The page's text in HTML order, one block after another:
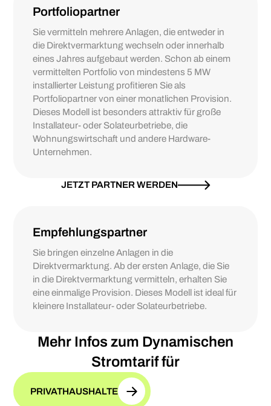
Portfoliopartner
Sie vermitteln mehrere Anlagen, die entweder in
die Direktvermarktung wechseln oder innerhalb
eines Jahres aufgebaut werden. Schon ab einem
vermittelten Portfolio von mindestens 5 MW
installierter Leistung profitieren Sie als
Portfoliopartner von einer monatlichen Provision.
Dieses Modell ist besonders attraktiv für große
Installateur- oder Solateurbetriebe, die
Wohnungswirtschaft und andere Hardware-
Unternehmen.
JETZT PARTNER WERDEN
Empfehlungspartner
Sie bringen einzelne Anlagen in die
Direktvermarktung. Ab der ersten Anlage, die Sie
in die Direktvermarktung vermitteln, erhalten Sie
eine einmalige Provision. Dieses Modell ist ideal für
kleinere Installateur- oder Solateurbetriebe.
Mehr Infos zum Dynamischen
Stromtarif für
PRIVATHAUSHALTE